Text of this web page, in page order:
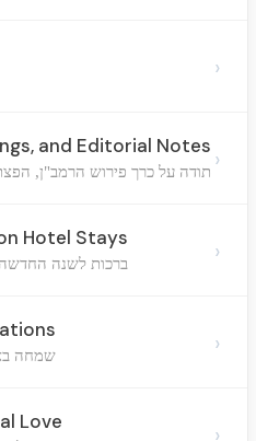
›
and Editorial Notes
תודה על כרך פירוש הרמב"ן, ›
Hotel Stays
ברכות לשנה החדשה, ›
שמחה ›
Love ›